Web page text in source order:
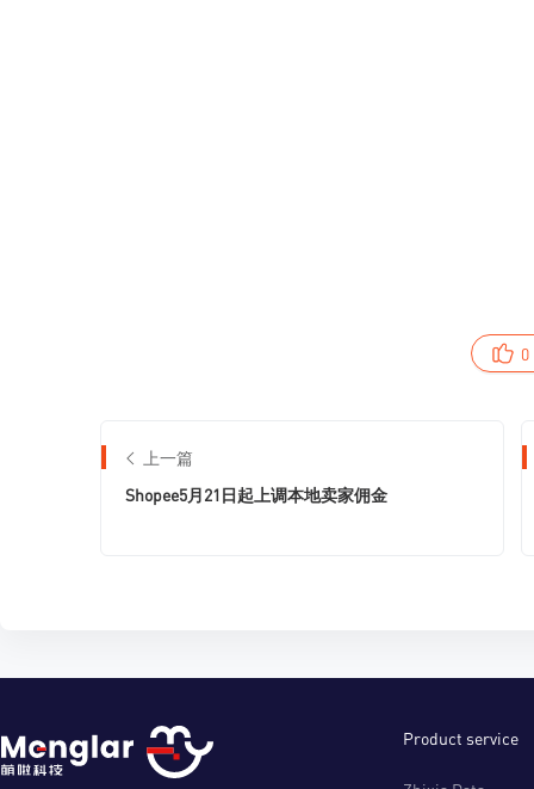
0
上一篇
Shopee5月21日起上调本地卖家佣金
Product service